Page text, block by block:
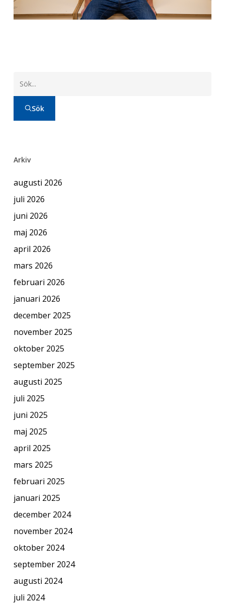
Sök
Arkiv
augusti 2026
juli 2026
juni 2026
maj 2026
april 2026
mars 2026
februari 2026
januari 2026
december 2025
november 2025
oktober 2025
september 2025
augusti 2025
juli 2025
juni 2025
maj 2025
april 2025
mars 2025
februari 2025
januari 2025
december 2024
november 2024
oktober 2024
september 2024
augusti 2024
juli 2024